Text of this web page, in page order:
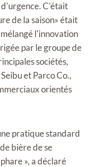
C'était
de la saison» était
l'innovation
par le groupe de
sociétés,
et Parco Co.,
orientés
pratique standard
bière de se
», a déclaré